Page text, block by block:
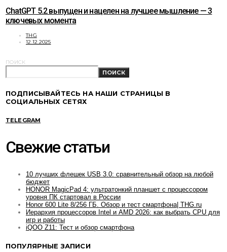
ChatGPT 5.2 выпущен и нацелен на лучшее мышление — 3
ключевых момента
THG
12.12.2025
ПОИСК
ПОИСК
ПОДПИСЫВАЙТЕСЬ НА НАШИ СТРАНИЦЫ В
СОЦИАЛЬНЫХ СЕТЯХ
TELEGRAM
Свежие статьи
10 лучших флешек USB 3.0: сравнительный обзор на любой
бюджет
HONOR MagicPad 4: ультратонкий планшет с процессором
уровня ПК стартовал в России
Honor 600 Lite 8/256 ГБ. Обзор и тест смартфона| THG.ru
Иерархия процессоров Intel и AMD 2026: как выбрать CPU для
игр и работы
iQOO Z11: Тест и обзор смартфона
ПОПУЛЯРНЫЕ ЗАПИСИ